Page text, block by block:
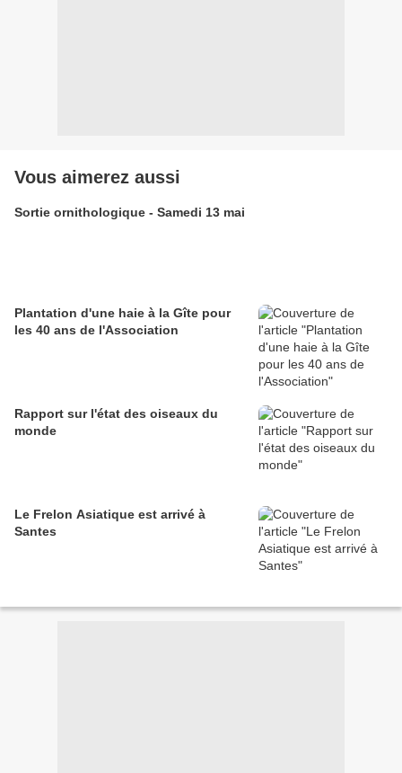
Vous aimerez aussi
Sortie ornithologique - Samedi 13 mai
Plantation d'une haie à la Gîte pour
les 40 ans de l'Association
Rapport sur l'état des oiseaux du
monde
Le Frelon Asiatique est arrivé à
Santes